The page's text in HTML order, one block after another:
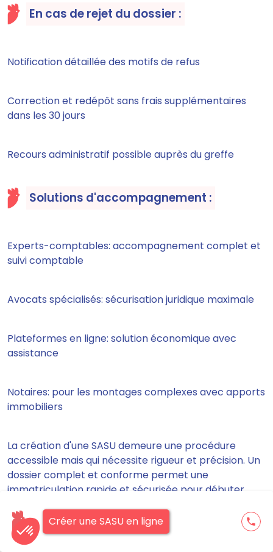
En cas de rejet du dossier :
Notification détaillée des motifs de refus
Correction et redépôt sans frais supplémentaires
dans les 30 jours
Recours administratif possible auprès du greffe
Solutions d'accompagnement :
Experts-comptables: accompagnement complet et
suivi comptable
Avocats spécialisés: sécurisation juridique maximale
Plateformes en ligne: solution économique avec
assistance
Notaires: pour les montages complexes avec apports
immobiliers
La création d'une SASU demeure une procédure
accessible mais qui nécessite rigueur et précision. Un
dossier complet et conforme permet une
immatriculation rapide et sécurisée pour débuter
conditions.Créer une SASU en ligne phone